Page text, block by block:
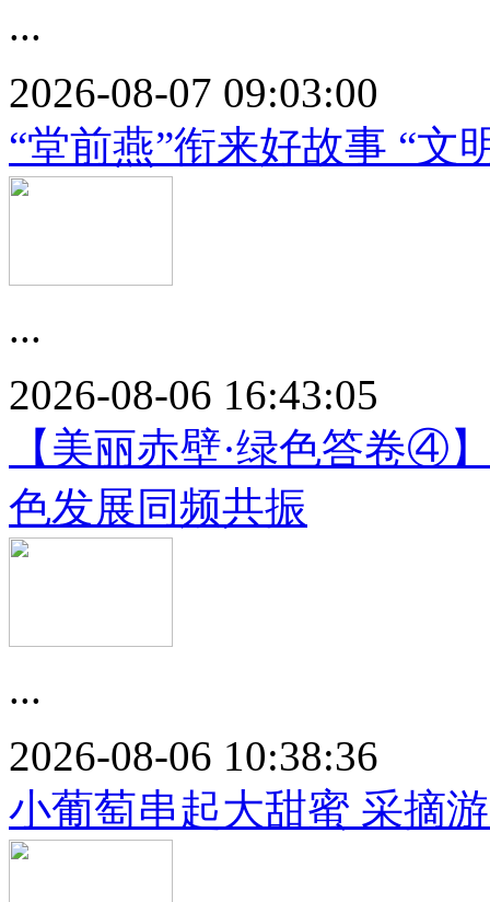
...
2026-08-07 09:03:00
“堂前燕”衔来好故事 “文
...
2026-08-06 16:43:05
【美丽赤壁·绿色答卷④
色发展同频共振
...
2026-08-06 10:38:36
小葡萄串起大甜蜜 采摘